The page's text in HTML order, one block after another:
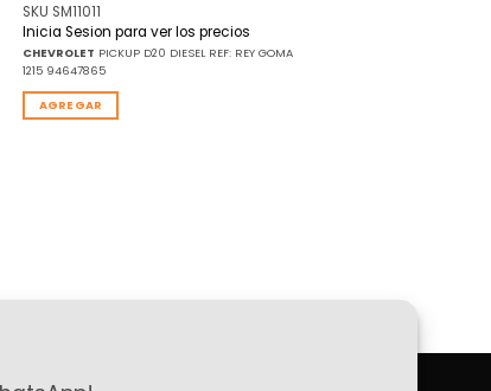
SKU SM11011
Inicia Sesion para ver los precios
CHEVROLET PICKUP D20 DIESEL REF: REY GOMA
1215 94647865
AGREGAR